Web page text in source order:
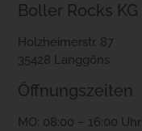
Boller Rocks KG
Holzheimerstr. 87
35428 Langgöns
Öffnungszeiten
MO: 08:00 – 16:00 Uhr